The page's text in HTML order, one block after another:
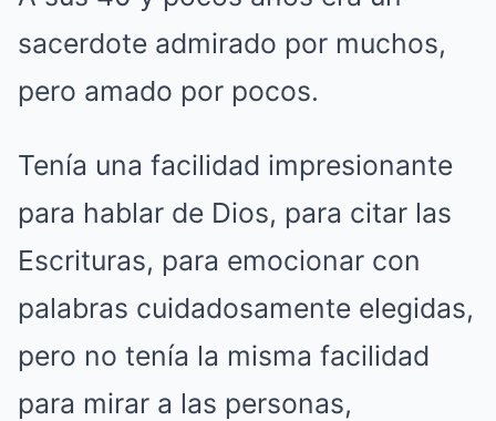
sacerdote admirado por muchos,
pero amado por pocos.
Tenía una facilidad impresionante
para hablar de Dios, para citar las
Escrituras, para emocionar con
palabras cuidadosamente elegidas,
pero no tenía la misma facilidad
para mirar a las personas,